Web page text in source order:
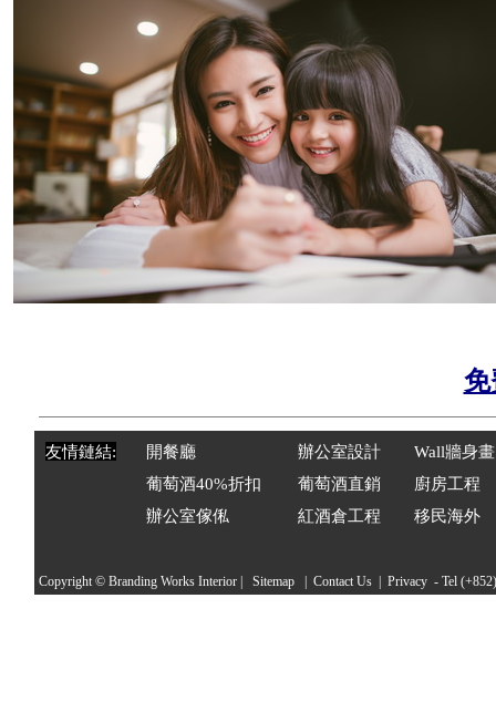
免
友情鏈結: 開餐廳 辦公室設計 Wall牆身畫
葡萄酒40%折扣
葡萄酒直銷
廚房工程
辦公室傢俬
紅酒倉工程 移民海外
Copyright © Branding WorksInterior Sitemap| Contact Us| Privacy- Tel